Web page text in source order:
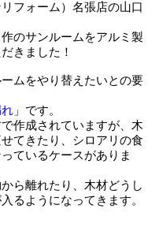
フォーム）名張店の山口
のサンルームをアルミ製
きました！
ムをやり替えたいとの要
」です。
作成されていますが、木
てきたり、シロアリの食
ているケースがありま
ら離れたり、木材どうし
るようになってきます。